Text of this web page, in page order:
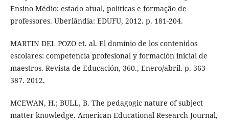
Ensino Médio: estado atual, políticas e formação de
professores. Uberlândia: EDUFU, 2012. p. 181-204.
MARTIN DEL POZO et. al. El domínio de los contenidos
escolares: competencia profesional y formación inicial de
maestros. Revista de Educación, 360., Enero/abril. p. 363-
387. 2012.
MCEWAN, H.; BULL, B. The pedagogic nature of subject
matter knowledge. American Educational Research Journal,